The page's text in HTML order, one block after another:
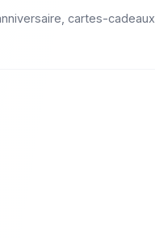
cartes-cadeaux